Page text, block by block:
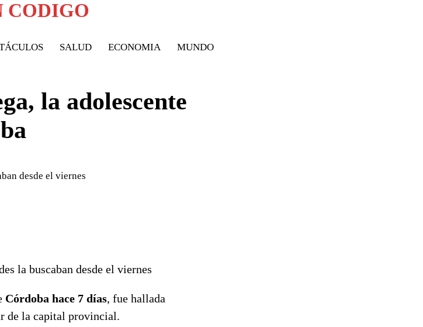
CODIGO
SALUD ECONOMIA MUNDO
la adolescente
desde el viernes
la buscaban desde el viernes
Córdoba hace 7 días, fue hallada
de la capital provincial.